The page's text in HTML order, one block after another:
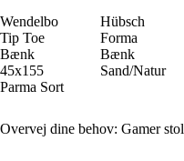
Wendelbo
Tip Toe
Bænk
45x155
Parma Sort
Hübsch
Forma
Bænk
Sand/Natur
Overvej dine behov: Gamer